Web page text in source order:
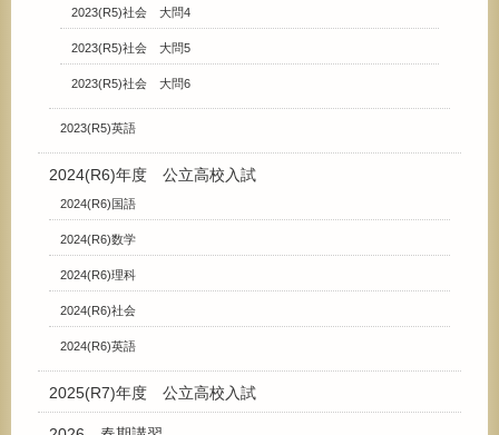
2023(R5)社会 大問4
2023(R5)社会 大問5
2023(R5)社会 大問6
2023(R5)英語
2024(R6)年度 公立高校入試
2024(R6)国語
2024(R6)数学
2024(R6)理科
2024(R6)社会
2024(R6)英語
2025(R7)年度 公立高校入試